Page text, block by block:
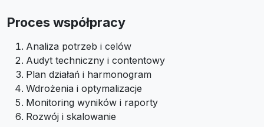
Proces współpracy
Analiza potrzeb i celów
Audyt techniczny i contentowy
Plan działań i harmonogram
Wdrożenia i optymalizacje
Monitoring wyników i raporty
Rozwój i skalowanie